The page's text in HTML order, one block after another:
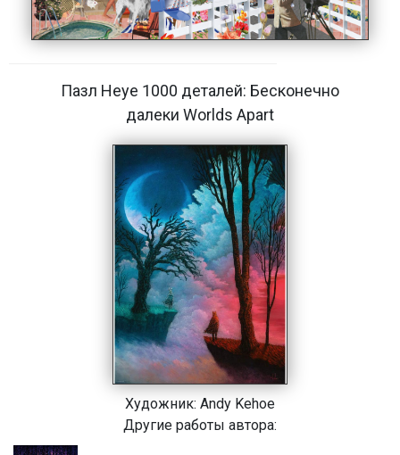
Пазл Heye 1000 деталей: Бесконечно
далеки Worlds Apart
Художник: Andy Kehoe
Другие работы автора: